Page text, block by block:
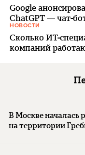
Google
ChatGPT — чат-
НОВОСТИ
Сколько ИТ-
компаний
В Москве началась
на территории